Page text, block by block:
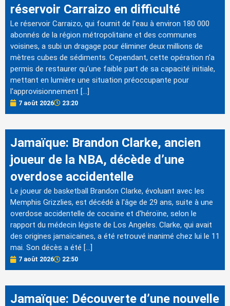
réservoir Carraizo en difficulté
Le réservoir Carraizo, qui fournit de l'eau à environ 180 000
abonnés de la région métropolitaine et des communes
voisines, a subi un dragage pour éliminer deux millions de
mètres cubes de sédiments. Cependant, cette opération n'a
permis de restaurer qu'une faible part de sa capacité initiale,
mettant en lumière une situation préoccupante pour
l'approvisionnement […]
7 août 2026 23:20
Jamaïque: Brandon Clarke, ancien
joueur de la NBA, décède d’une
overdose accidentelle
Le joueur de basketball Brandon Clarke, évoluant avec les
Memphis Grizzlies, est décédé à l'âge de 29 ans, suite à une
overdose accidentelle de cocaïne et d'héroïne, selon le
rapport du médecin légiste de Los Angeles. Clarke, qui avait
des origines jamaïcaines, a été retrouvé inanimé chez lui le 11
mai. Son décès a été […]
7 août 2026 22:50
Jamaïque: Découverte d’une nouvelle